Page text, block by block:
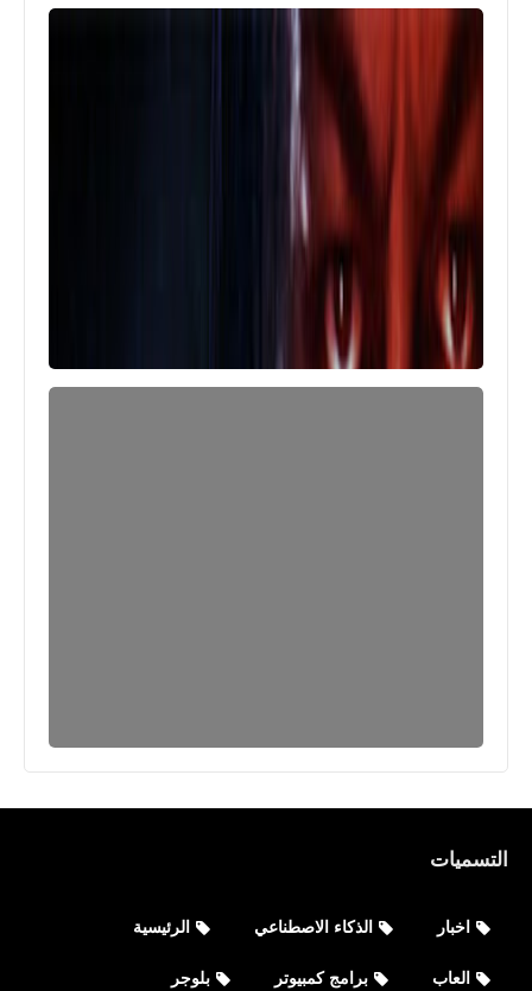
التسميات
اخبار الذكاء الاصطناعي الرئيسية
العاب برامج كمبيوتر بلوجر